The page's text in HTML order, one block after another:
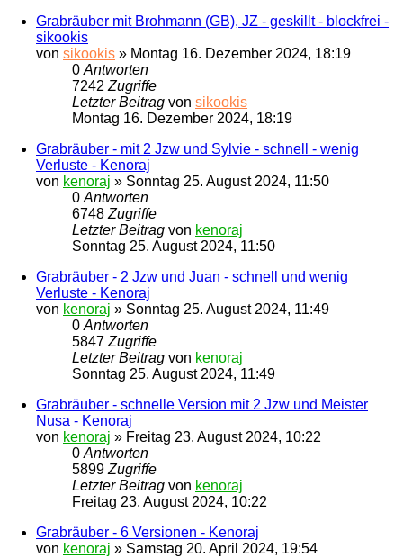
Grabräuber mit Brohmann (GB), JZ - geskillt - blockfrei -
sikookis
von sikookis » Montag 16. Dezember 2024, 18:19
0Antworten
7242Zugriffe
Letzter Beitrag von sikookis
Montag 16. Dezember 2024, 18:19
Grabräuber - mit 2 Jzw und Sylvie - schnell - wenig
Verluste - Kenoraj
von kenoraj » Sonntag 25. August 2024, 11:50
0Antworten
6748Zugriffe
Letzter Beitrag von kenoraj
Sonntag 25. August 2024, 11:50
Grabräuber - 2 Jzw und Juan - schnell und wenig
Verluste - Kenoraj
von kenoraj » Sonntag 25. August 2024, 11:49
0Antworten
5847Zugriffe
Letzter Beitrag von kenoraj
Sonntag 25. August 2024, 11:49
Grabräuber - schnelle Version mit 2 Jzw und Meister
Nusa - Kenoraj
von kenoraj » Freitag 23. August 2024, 10:22
0Antworten
5899Zugriffe
Letzter Beitrag von kenoraj
Freitag 23. August 2024, 10:22
Grabräuber - 6 Versionen - Kenoraj
von kenoraj » Samstag 20. April 2024, 19:54